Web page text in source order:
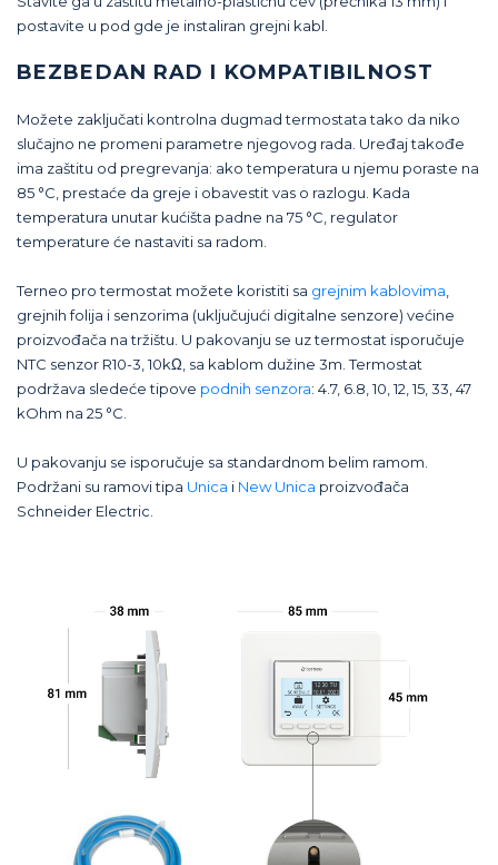
postavite u pod gde je instaliran grejni kabl.
BEZBEDAN RAD I KOMPATIBILNOST
Možete zaključati kontrolna dugmad termostata tako da niko
slučajno ne promeni parametre njegovog rada. Uređaj takođe
ima zaštitu od pregrevanja: ako temperatura u njemu poraste na
85 °C, prestaće da greje i obavestit vas o razlogu. Kada
temperatura unutar kućišta padne na 75 °C, regulator
temperature će nastaviti sa radom.
Terneo pro termostat možete koristiti sa grejnim kablovima
grejnih folija i senzorima (uključujući digitalne senzore) većine
proizvođača na tržištu. U pakovanju se uz termostat isporučuje
NTC senzor R10-3, 10kΩ, sa kablom dužine 3m. Termostat
podržava sledeće tipove podnih senzora: 4.7, 6.8, 10, 12, 15, 33, 47
kOhm na 25 °C.
U pakovanju se isporučuje sa standardnom belim ramom.
Podržani su ramovi tipa Unica i New Unica proizvođača
Schneider Electric.